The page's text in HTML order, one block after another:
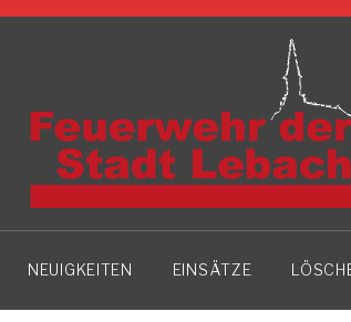
Skip
NEUIGKEITEN EINSÄTZE